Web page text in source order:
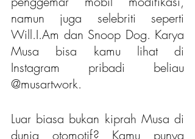
namun juga selebriti seperti
Will.I.Am dan Snoop Dog. Karya
Musa bisa kamu lihat di
Instagram pribadi beliau
@musartwork.
Luar biasa bukan kiprah Musa di
dunia otomotif? Kamu punya